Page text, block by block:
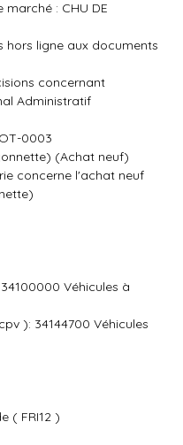
: CHU DE
hors ligne aux documents
concernant
Administratif
0003
(Achat neuf)
concerne l'achat neuf
Véhicules à
): 34144700 Véhicules
( FRI12 )